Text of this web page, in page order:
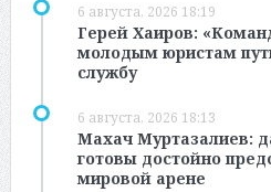
6 августа, 2026 18:19
Герей Хаиров:
молодым юристам
службу
6 августа, 2026 18:13
Махач Муртазалиев:
готовы достойно
мировой арене